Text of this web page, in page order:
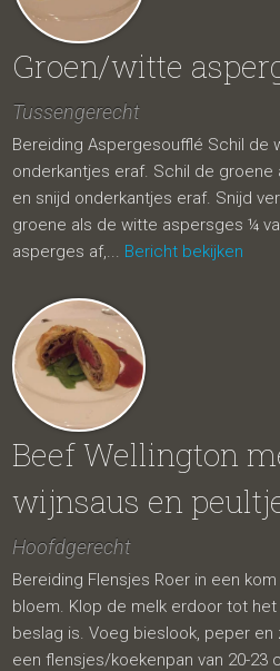
Groen/witte
Tussengerecht
Bereiding Aspergesoufflé Schil de
onderkantjes eraf. Schil de
en snijd onderkantjes eraf. Snijd
groene als de witte aspersges ¼
asperges af,... Bericht bekijken
Beef Wellington
wijnsaus en
Hoofdgerecht
Bereiding Flensjes Roer in een
bloem. Klop de melk erdoor tot
beslag is. Voeg bieslook, peper
een flensjes/koekenpan van 20-23